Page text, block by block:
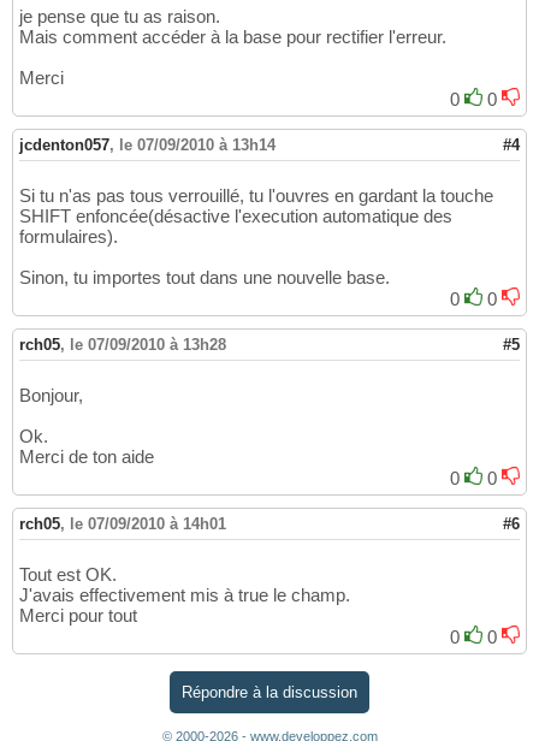
je pense que tu as raison.
Mais comment accéder à la base pour rectifier l'erreur.
Merci
0
0
jcdenton057, le 07/09/2010 à 13h14 #4
Si tu n'as pas tous verrouillé, tu l'ouvres en gardant la touche
SHIFT enfoncée(désactive l'execution automatique des
formulaires).
Sinon, tu importes tout dans une nouvelle base.
0
0
rch05, le 07/09/2010 à 13h28 #5
Bonjour,
Ok.
Merci de ton aide
0
0
rch05, le 07/09/2010 à 14h01 #6
Tout est OK.
J'avais effectivement mis à true le champ.
Merci pour tout
0
0
Répondre à la discussion
© 2000-2026 - www.developpez.com